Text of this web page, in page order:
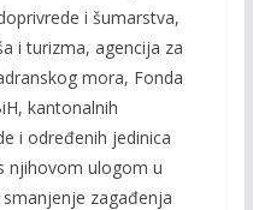
i šumarstva,
i turizma, agencija za
mora, Fonda
kantonalnih
i određenih jedinica
njihovom ulogom u
zagađenja